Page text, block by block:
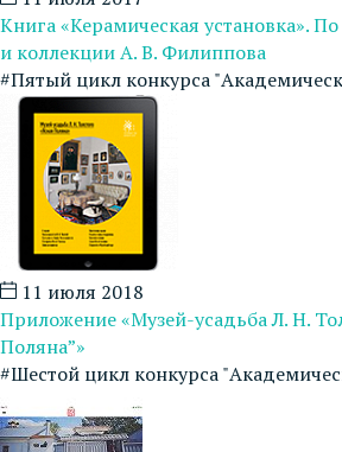
Книга «Керамическая установка».
и коллекции А. В. Филиппова
#Пятый цикл конкурса
11 июля 2018
Приложение «Музей-усадьба Л. Н.
Поляна”»
#Шестой цикл конкурса